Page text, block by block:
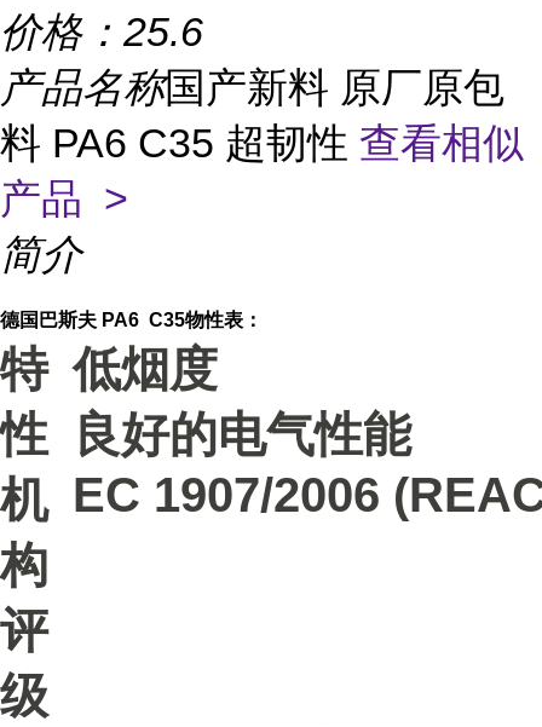
价格： 25.6
产品名称国产新料 原厂原包
料 PA6 C35 超韧性 查看相似
产品 >
简介
德国巴斯夫 PA6 C35物性表：
特
性
低烟度
良好的电气性能
机
构
评
级
EC 1907/2006